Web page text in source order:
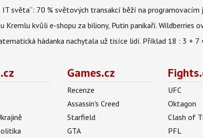
IT světa“: 70 % světových transakcí běží na
Kremlu kvůli e-shopu za biliony, Putin panikaří. Wildberries
hádanka nachytala už tisíce lidí. Příklad 18 : 3 +
Games.cz
Recenze
Assassin's Creed
Starfield
GTA
UFC
Oktagon
Clash of
PFL